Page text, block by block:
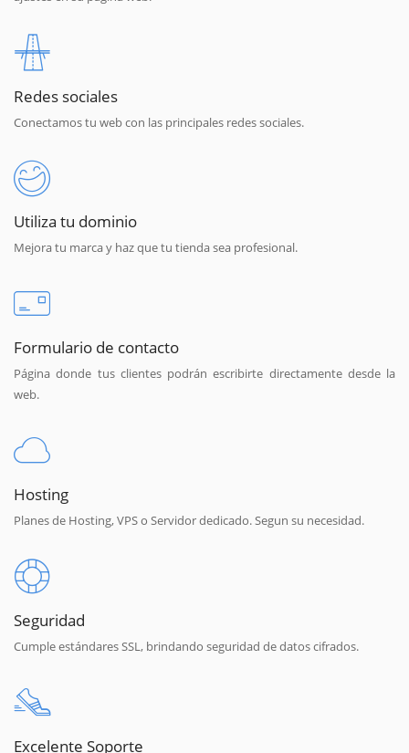
Redes sociales
Conectamos tu web con las principales redes sociales.
Utiliza tu dominio
Mejora tu marca y haz que tu tienda sea profesional.
Formulario de contacto
Página donde tus clientes podrán escribirte directamente desde la
web.
Hosting
Planes de Hosting, VPS o Servidor dedicado. Segun su necesidad.
Seguridad
Cumple estándares SSL, brindando seguridad de datos cifrados.
Excelente Soporte